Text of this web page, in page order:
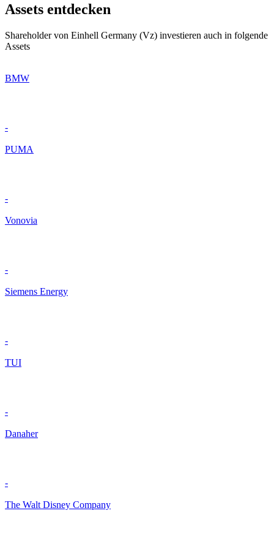
Assets entdecken
Shareholder von Einhell Germany (Vz) investieren auch in folgende
Assets
BMW
-
PUMA
-
Vonovia
-
Siemens Energy
-
TUI
-
Danaher
-
The Walt Disney Company